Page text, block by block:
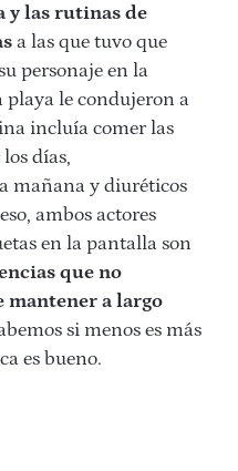
y las rutinas de
a las que tuvo que
personaje en la
playa le condujeron a
incluía comer las
días,
mañana y diuréticos
ambos actores
en la pantalla son
que no
mantener a largo
si menos es más
es bueno.